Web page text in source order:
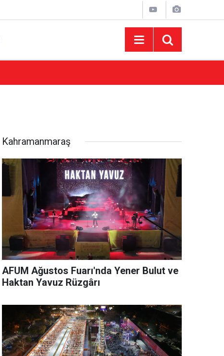
Kahramanmaraş
AFUM Ağustos Fuarı'nda Yener Bulut ve
Haktan Yavuz Rüzgârı